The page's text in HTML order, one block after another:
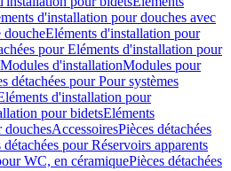
d'installation pour douches avec
doucheEléments d'installation pour
pour Eléments d'installation pour
d'installationModules pour
détachées pour Pour systèmes
d'installation pour
pour bidetsEléments
douchesAccessoiresPièces détachées
détachées pour Réservoirs apparents
WC, en céramiquePièces détachées